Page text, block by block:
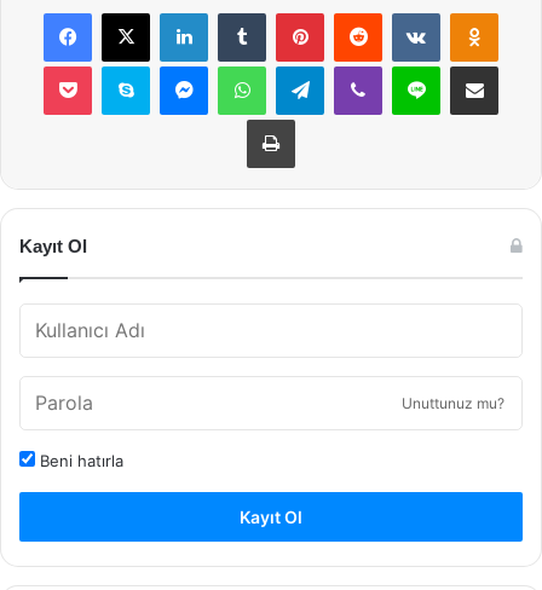
Facebook
X LinkedInTumblr PinterestReddit VKontakte
Pocket Skype MessengerWhatsAppTelegramViber Line E-Posta ile
Yazdır
Kayıt Ol
Unuttunuz mu?
Beni hatırla
Kayıt Ol